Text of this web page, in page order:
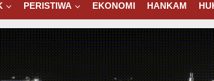
PERISTIWA EKONOMI HANKAM